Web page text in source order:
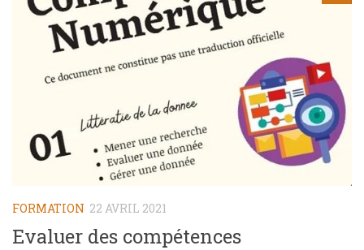
FORMATION 22 AVRIL 2021
Evaluer des compétences